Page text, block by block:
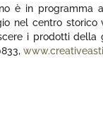
è in programma
nel centro
i prodotti della